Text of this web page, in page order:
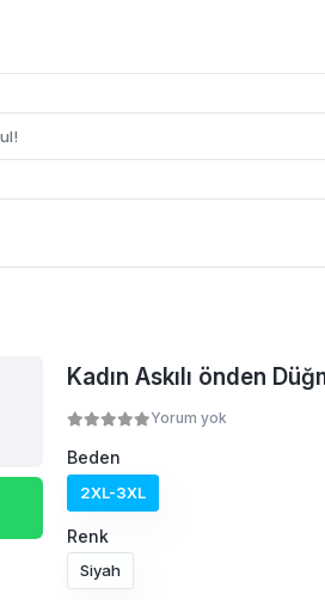
Kadın Askılı önden
Yorum yok
Beden
2XL-3XL
Renk
Siyah